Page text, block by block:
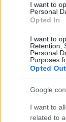
I want to
Personal
Opted In
I want to
Retention,
Personal
Purposes
Opted Out
Google
I want to
related to
Kate Lyn
Jackie Prucha
Főcím:
Magyar
Hangmérnök:
Vágó: Baja
Stúdió: